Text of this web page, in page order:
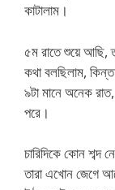
কাটালাম।
৫ম রাতে শুয়ে আছি,
কথা বলছিলাম,
৯টা মানে অনেক
পরে।
চারিদিকে কোন শব্দ
তারা এখোন জেগে